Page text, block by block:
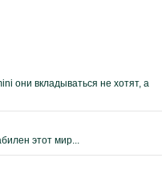
они вкладываться не хотят, а
этот мир...